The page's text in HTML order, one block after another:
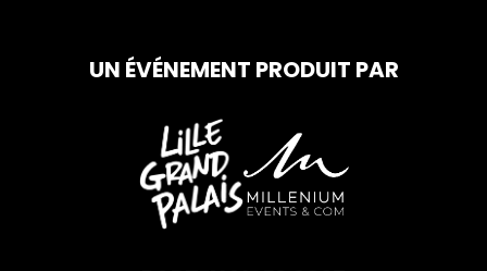
UN ÉVÉNEMENT PRODUIT PAR